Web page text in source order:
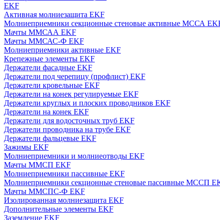
EKF
Активная молниезащита EKF
Молниеприемники секционные стеновые активные МССА
Мачты ММСАА EKF
Мачты ММСАС-Ф EKF
Молниеприемники активные EKF
Крепежные элементы EKF
Держатели фасадные EKF
Держатели под черепицу (профлист) EKF
Держатели кровельные EKF
Держатели на конек регулируемые EKF
Держатели круглых и плоских проводников EKF
Держатели на конек EKF
Держатели для водосточных труб EKF
Держатели проводника на трубе EKF
Держатели фальцевые EKF
Зажимы EKF
Молниеприемники и молниеотводы EKF
Мачты ММСП EKF
Молниеприемники пассивные EKF
Молниеприемники секционные стеновые пассивные МССП
Мачты ММСПС-Ф EKF
Изолированная молниезащита EKF
Дополнительные элементы EKF
Заземление EKF